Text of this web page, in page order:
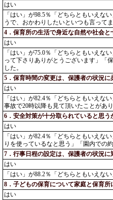
はい
「はい」が98.5％「どちらともいえ
うで、おかわりしたいといつも言って
4．保育所の生活で身近な自然や社会と
はい
「はい」が75.0％「どちらともいえな
って下さりありがとうございます」「
した。
5．保育時間の変更は、保護者の状況
はい
「はい」が82.4％「どちらともいえな
事故で20時以降も見て頂いたことがあ
6．安全対策が十分取られていると思う
はい
「はい」が82.4％「どちらともいえな
りを使っているなと思う」「園内での
7．行事日程の設定は、保護者の状況に
はい
「はい」が88.2％「どちらともいえな
8．子どもの保育について家庭と保育所
はい